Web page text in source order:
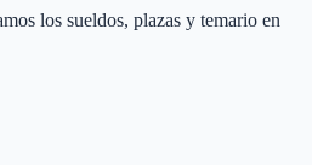
los sueldos, plazas y temario en